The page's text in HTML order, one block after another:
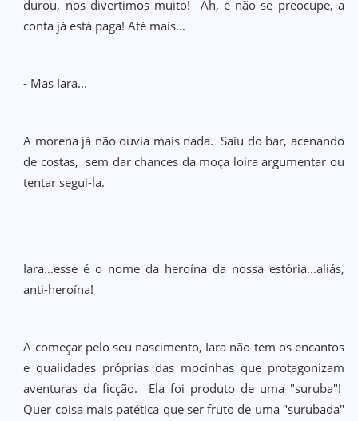
durou, nos divertimos muito! Ah, e não se preocupe, a
conta já está paga! Até mais...
- Mas Iara...
A morena já não ouvia mais nada. Saiu do bar, acenando
de costas, sem dar chances da moça loira argumentar ou
tentar segui-la.
Iara...esse é o nome da heroína da nossa estória...aliás,
anti-heroína!
A começar pelo seu nascimento, Iara não tem os encantos
e qualidades próprias das mocinhas que protagonizam
aventuras da ficção. Ela foi produto de uma "suruba"!
Quer coisa mais patética que ser fruto de uma "surubada"